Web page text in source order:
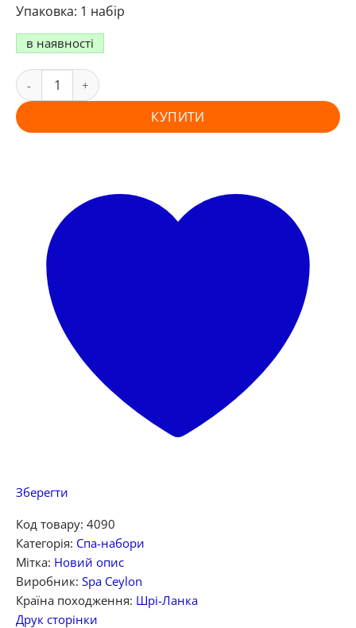
1 набір
в наявності
КУПИТИ
Зберегти
Код товару: 4090
Категорія: Спа-набори
Мітка: Новий опис
Виробник: Spa Ceylon
Країна походження: Шрі-Ланка
Друк сторінки